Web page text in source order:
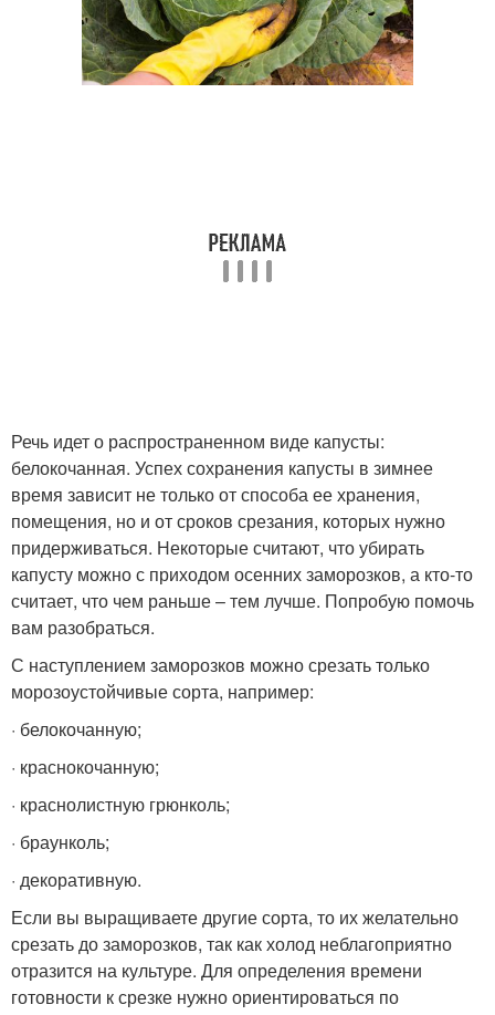
Речь идет о распространенном виде капусты:
белокочанная. Успех сохранения капусты в зимнее
время зависит не только от способа ее хранения,
помещения, но и от сроков срезания, которых нужно
придерживаться. Некоторые считают, что убирать
капусту можно с приходом осенних заморозков, а кто-то
считает, что чем раньше – тем лучше. Попробую помочь
вам разобраться.
С наступлением заморозков можно срезать только
морозоустойчивые сорта, например:
· белокочанную;
· краснокочанную;
· краснолистную грюнколь;
· браунколь;
· декоративную.
Если вы выращиваете другие сорта, то их желательно
срезать до заморозков, так как холод неблагоприятно
отразится на культуре. Для определения времени
готовности к срезке нужно ориентироваться по